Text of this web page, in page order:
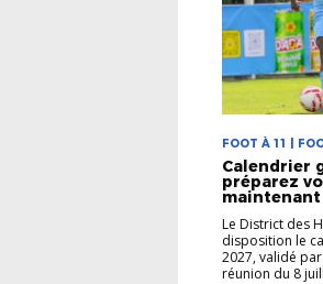
FOOT À 11 |
Calendrier
préparez
maintenant
Le District des
disposition le
2027, validé
réunion du 8